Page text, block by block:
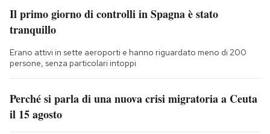
Il primo giorno di controlli in Spagna è stato
tranquillo
Erano attivi in sette aeroporti e hanno riguardato meno di 200
persone, senza particolari intoppi
Perché si parla di una nuova crisi migratoria a Ceuta
il 15 agosto